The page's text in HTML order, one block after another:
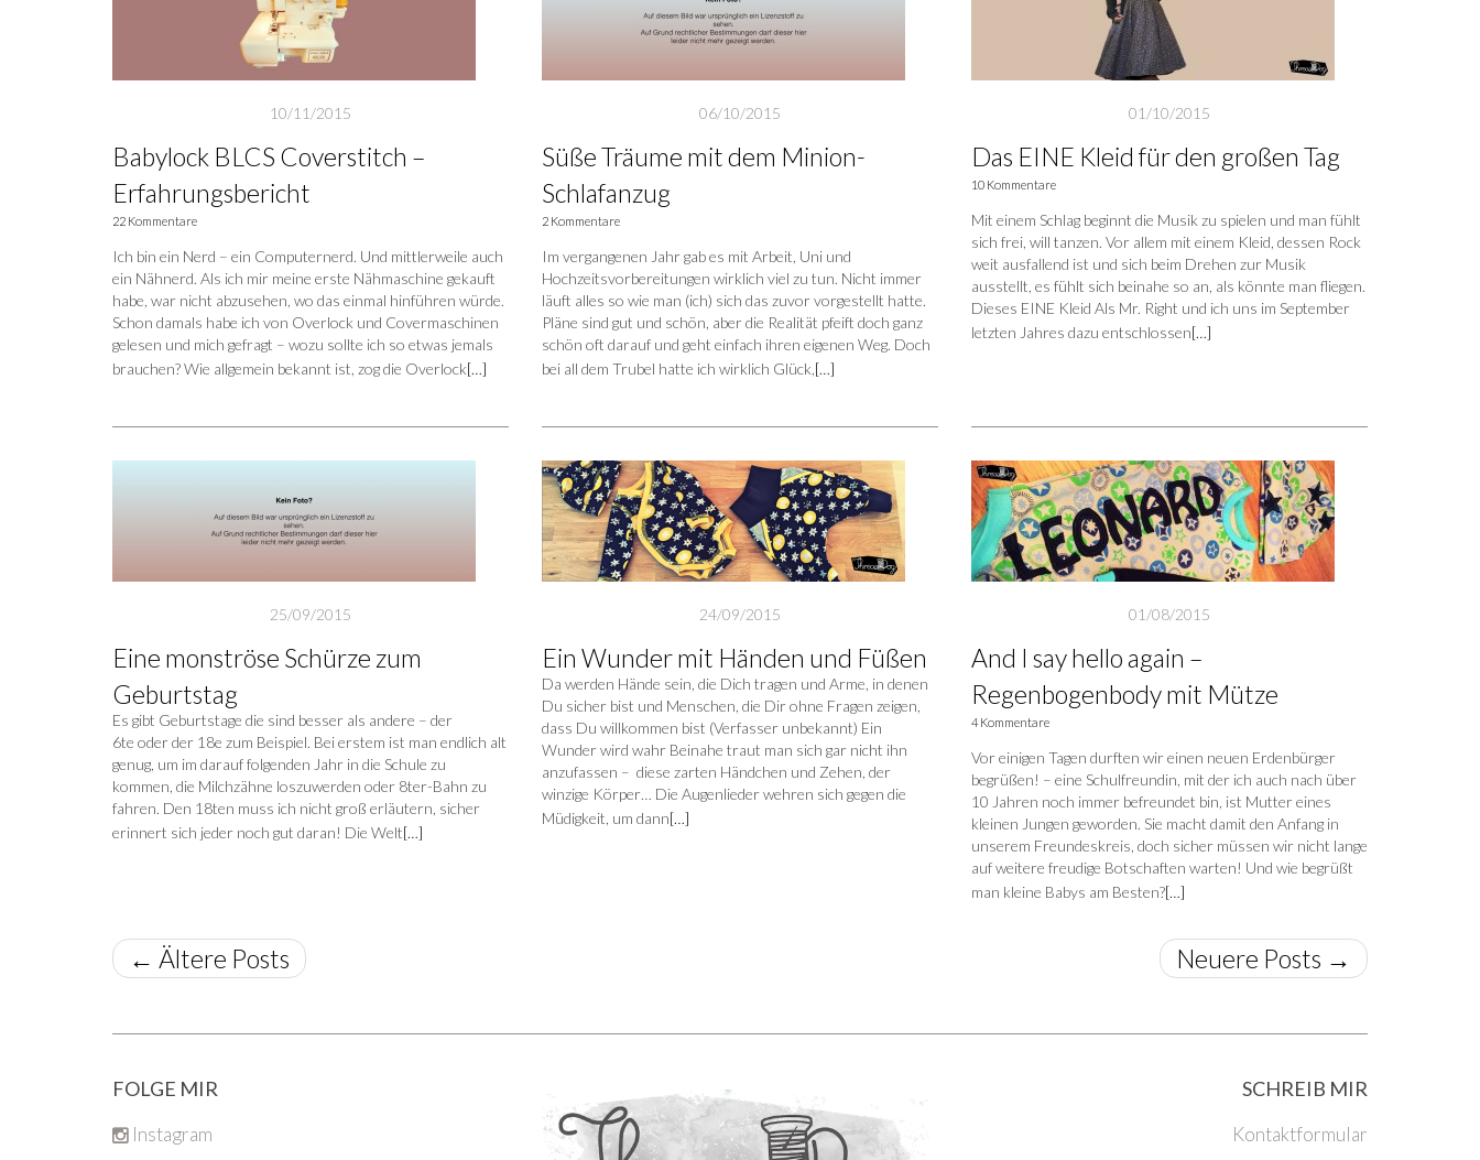
10/11/2015
Babylock BLCS Coverstitch –
Erfahrungsbericht
22 Kommentare
Ich bin ein Nerd – ein Computernerd. Und mittlerweile auch
ein Nähnerd. Als ich mir meine erste Nähmaschine gekauft
habe, war nicht abzusehen, wo das einmal hinführen würde.
Schon damals habe ich von Overlock und Covermaschinen
gelesen und mich gefragt – wozu sollte ich so etwas jemals
brauchen? Wie allgemein bekannt ist, zog die Overlock[…]
06/10/2015
Süße Träume mit dem Minion-
Schlafanzug
2 Kommentare
Im vergangenen Jahr gab es mit Arbeit, Uni und
Hochzeitsvorbereitungen wirklich viel zu tun. Nicht immer
läuft alles so wie man (ich) sich das zuvor vorgestellt hatte.
Pläne sind gut und schön, aber die Realität pfeift doch ganz
schön oft darauf und geht einfach ihren eigenen Weg. Doch
bei all dem Trubel hatte ich wirklich Glück, […]
01/10/2015
Das EINE Kleid für den großen Tag
10 Kommentare
Mit einem Schlag beginnt die Musik zu spielen und man fühlt
sich frei, will tanzen. Vor allem mit einem Kleid, dessen Rock
weit ausfallend ist und sich beim Drehen zur Musik
ausstellt, es fühlt sich beinahe so an, als könnte man fliegen.
Dieses EINE Kleid Als Mr. Right und ich uns im September
letzten Jahres dazu entschlossen[…]
25/09/2015
Eine monströse Schürze zum
Geburtstag
Es gibt Geburtstage die sind besser als andere – der
6te oder der 18e zum Beispiel. Bei erstem ist man endlich alt
genug, um im darauf folgenden Jahr in die Schule zu
kommen, die Milchzähne loszuwerden oder 8ter-Bahn zu
fahren. Den 18ten muss ich nicht groß erläutern, sicher
erinnert sich jeder noch gut daran! Die Welt[…]
24/09/2015
Ein Wunder mit Händen und Füßen
Da werden Hände sein, die Dich tragen und Arme, in denen
Du sicher bist und Menschen, die Dir ohne Fragen zeigen,
dass Du willkommen bist (Verfasser unbekannt) Ein
Wunder wird wahr Beinahe traut man sich gar nicht ihn
anzufassen – diese zarten Händchen und Zehen, der
winzige Körper… Die Augenlieder wehren sich gegen die
Müdigkeit, um dann[…]
01/08/2015
And I say hello again –
Regenbogenbody mit Mütze
4 Kommentare
Vor einigen Tagen durften wir einen neuen Erdenbürger
begrüßen! – eine Schulfreundin, mit der ich auch nach über
10 Jahren noch immer befreundet bin, ist Mutter eines
kleinen Jungen geworden. Sie macht damit den Anfang in
unserem Freundeskreis, doch sicher müssen wir nicht lange
auf weitere freudige Botschaften warten! Und wie begrüßt
man kleine Babys am Besten?[…]
← Ältere Posts Neuere Posts →
FOLGE MIR
Instagram
SCHREIB MIR
Kontaktformular